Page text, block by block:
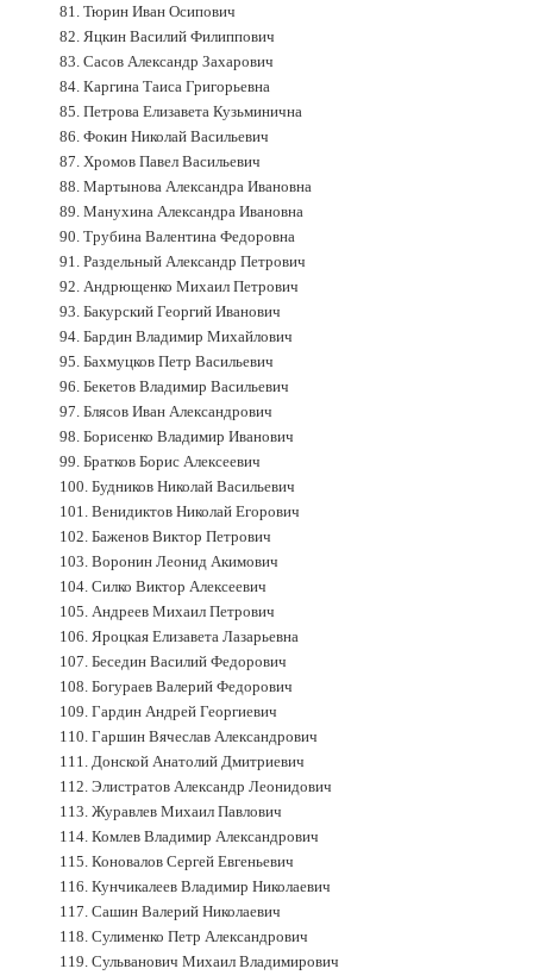
81. Тюрин Иван Осипович
82. Яцкин Василий Филиппович
83. Сасов Александр Захарович
84. Каргина Таиса Григорьевна
85. Петрова Елизавета Кузьминична
86. Фокин Николай Васильевич
87. Хромов Павел Васильевич
88. Мартынова Александра Ивановна
89. Манухина Александра Ивановна
90. Трубина Валентина Федоровна
91. Раздельный Александр Петрович
92. Андрющенко Михаил Петрович
93. Бакурский Георгий Иванович
94. Бардин Владимир Михайлович
95. Бахмуцков Петр Васильевич
96. Бекетов Владимир Васильевич
97. Блясов Иван Александрович
98. Борисенко Владимир Иванович
99. Братков Борис Алексеевич
100. Будников Николай Васильевич
101. Венидиктов Николай Егорович
102. Баженов Виктор Петрович
103. Воронин Леонид Акимович
104. Силко Виктор Алексеевич
105. Андреев Михаил Петрович
106. Яроцкая Елизавета Лазарьевна
107. Беседин Василий Федорович
108. Богураев Валерий Федорович
109. Гардин Андрей Георгиевич
110. Гаршин Вячеслав Александрович
111. Донской Анатолий Дмитриевич
112. Элистратов Александр Леонидович
113. Журавлев Михаил Павлович
114. Комлев Владимир Александрович
115. Коновалов Сергей Евгеньевич
116. Кунчикалеев Владимир Николаевич
117. Сашин Валерий Николаевич
118. Сулименко Петр Александрович
119. Сульванович Михаил Владимирович